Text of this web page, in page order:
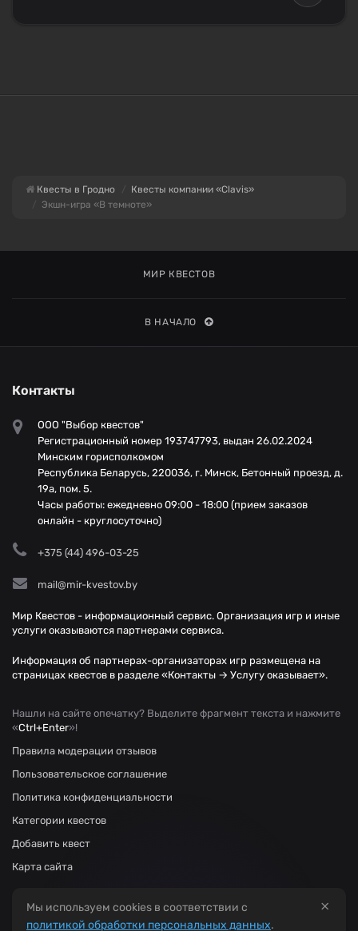
Квесты в Гродно
Квесты компании «Clavis»
Экшн-игра «В темноте»
МИР КВЕСТОВ
В НАЧАЛО
Контакты
ООО "Выбор квестов"
Регистрационный номер 193747793, выдан 26.02.2024
Минским горисполкомом
Республика Беларусь, 220036, г. Минск, Бетонный проезд, д.
19а, пом. 5.
Часы работы: ежедневно 09:00 - 18:00 (прием заказов
онлайн - круглосуточно)
+375 (44) 496-03-25
mail@mir-kvestov.by
Мир Квестов - информационный сервис. Организация игр и иные
услуги оказываются партнерами сервиса.
Информация об партнерах-организаторах игр размещена на
страницах квестов в разделе «Контакты → Услугу оказывает».
Нашли на сайте опечатку? Выделите фрагмент текста и нажмите
«Ctrl+Enter»!
Правила модерации отзывов
Пользовательское соглашение
Политика конфиденциальности
Категории квестов
Добавить квест
Карта сайта
×
Мы используем cookies в соответствии с
политикой обработки персональных данных.